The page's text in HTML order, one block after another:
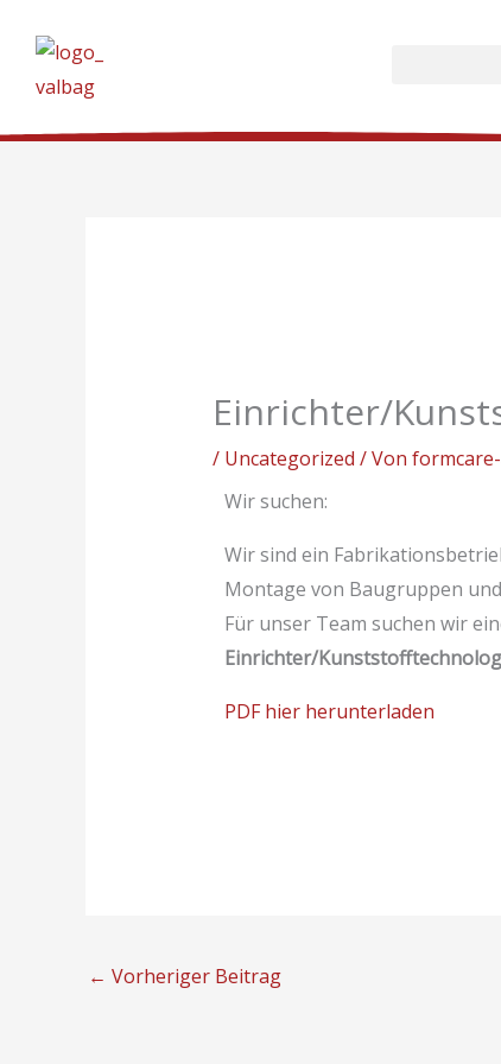
Inhalt
springen
Einrichter/
/ Uncategorized / Von
Wir suchen:
Wir sind ein
Montage von Baugruppen
Für unser Team suchen wir
Einrichter/
PDF hier herunterladen
← Vorheriger Beitrag